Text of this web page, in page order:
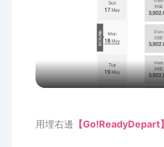
用埋右邊 【Go!ReadyDepart】